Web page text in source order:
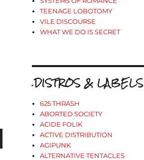
TEENAGE LOBOTOMY
VILE DISCOURSE
WHAT WE DO IS SECRET
.DISTROS & LABELS
625 THRASH
ABORTED SOCIETY
ACIDE FOLIK
ACTIVE DISTRIBUTION
AGIPUNK
ALTERNATIVE TENTACLES